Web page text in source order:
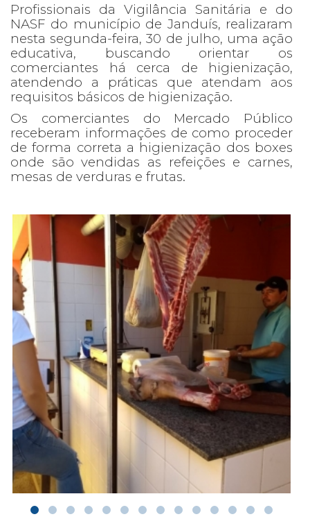
Profissionais da Vigilância Sanitária e do
NASF do município de Janduís, realizaram
nesta segunda-feira, 30 de julho, uma ação
educativa, buscando orientar os
comerciantes há cerca de higienização,
atendendo a práticas que atendam aos
requisitos básicos de higienização.
Os comerciantes do Mercado Público
receberam informações de como proceder
de forma correta a higienização dos boxes
onde são vendidas as refeições e carnes,
mesas de verduras e frutas.